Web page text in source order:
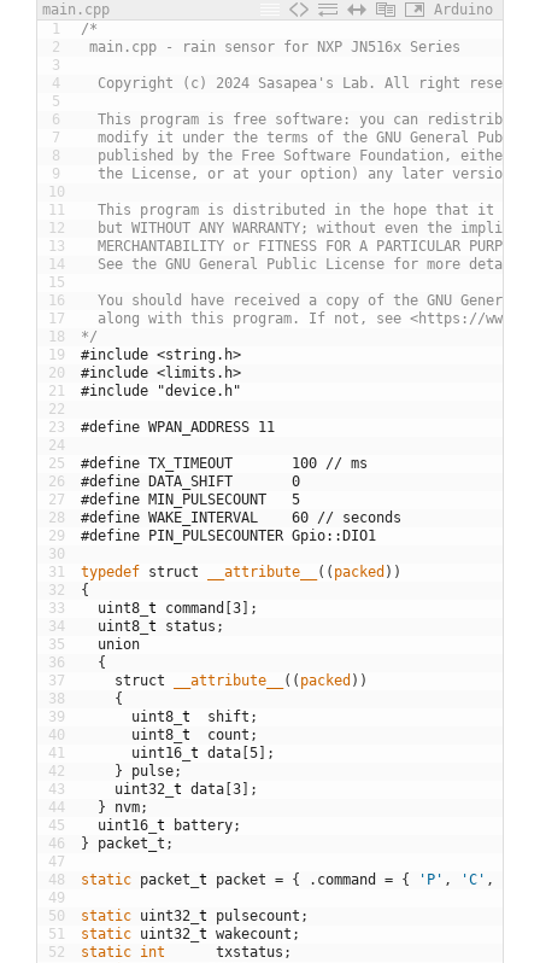
main.cpp
Arduino
1
2
3
4
5
6
7
8
9
10
11
12
13
14
15
16
17
18
19
20
21
22
23
24
25
26
27
28
29
30
31
32
33
34
35
36
37
38
39
40
41
42
43
44
45
46
47
48
49
50
51
52
/*
main.cpp - rain sensor for NXP JN516x Series
Copyright (c) 2024 Sasapea's Lab. All right
This program is free software: you can redistribute
modify it under the terms of the GNU General Public
published by the Free Software Foundation, either
the License, or at your option) any later version.
This program is distributed in the hope that it will
but WITHOUT ANY WARRANTY; without even the implied
MERCHANTABILITY or FITNESS FOR A PARTICULAR PURPOSE.
See the GNU General Public License for more details.
You should have received a copy of the GNU General
along with this program. If not, see <https://
*/
#include <string.h>
#include <limits.h>
#include "device.h"
#define WPAN_ADDRESS 11
#define TX_TIMEOUT       100 // ms
#define DATA_SHIFT       0
#define MIN_PULSECOUNT   5
#define WAKE_INTERVAL    60 // seconds
#define PIN_PULSECOUNTER Gpio::DIO1
typedef struct __attribute__ ( ( packed ) )
{
uint8 t command 3
;
uint8 t status ;
union
{
struct
__attribute__ ( ( packed ) )
{
uint8 t shift ;
uint8 t count ;
uint16 t data 5
;
}
pulse;
uint32 t data 3
;
}
nvm;
uint16 t battery;
}
packet_t ;
static packet t packet = { . command = { 'P' , 'C' ,
static uint32 t pulsecount ;
static uint32 t wakecount ;
static int txstatus ;